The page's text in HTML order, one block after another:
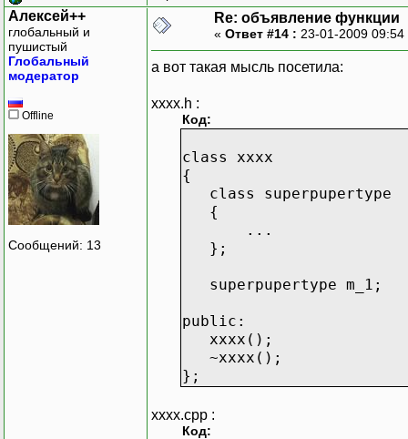
Алексей++
глобальный и
пушистый
Глобальный
модератор
Offline
Сообщений: 13
Re: объявление функции
« Ответ #14 : 23-01-2009
а вот такая мысль посетила:
xxxx.h :
Код:
class xxxx
{
class superpupertype
{
...
};
superpupertype m_1;
public:
xxxx();
~xxxx();
};
xxxx.cpp :
Код: